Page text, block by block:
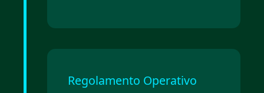
Regolamento Operativo